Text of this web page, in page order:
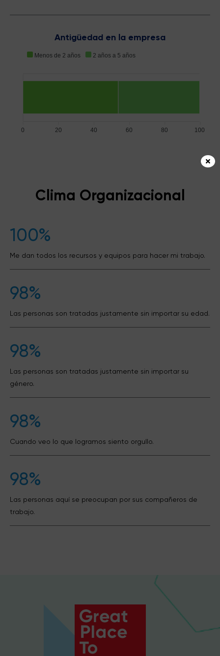
Antigüedad en la empresa
Menos de 2 años 2 años a 5 años
100
80
60
40
20
0
Clima Organizacional
100%
Me dan todos los recursos y equipos para hacer mi trabajo.
98%
Las personas son tratadas justamente sin importar su edad.
98%
Las personas son tratadas justamente sin importar su
género.
98%
Cuando veo lo que logramos siento orgullo.
98%
Las personas aquí se preocupan por sus compañeros de
trabajo.